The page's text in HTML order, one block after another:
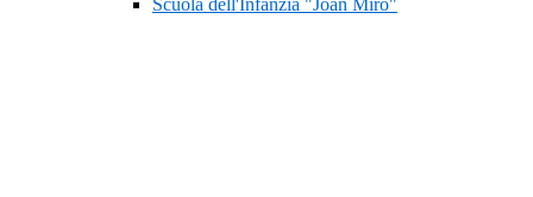
Scuola dell'Infanzia "Joan Mirò"